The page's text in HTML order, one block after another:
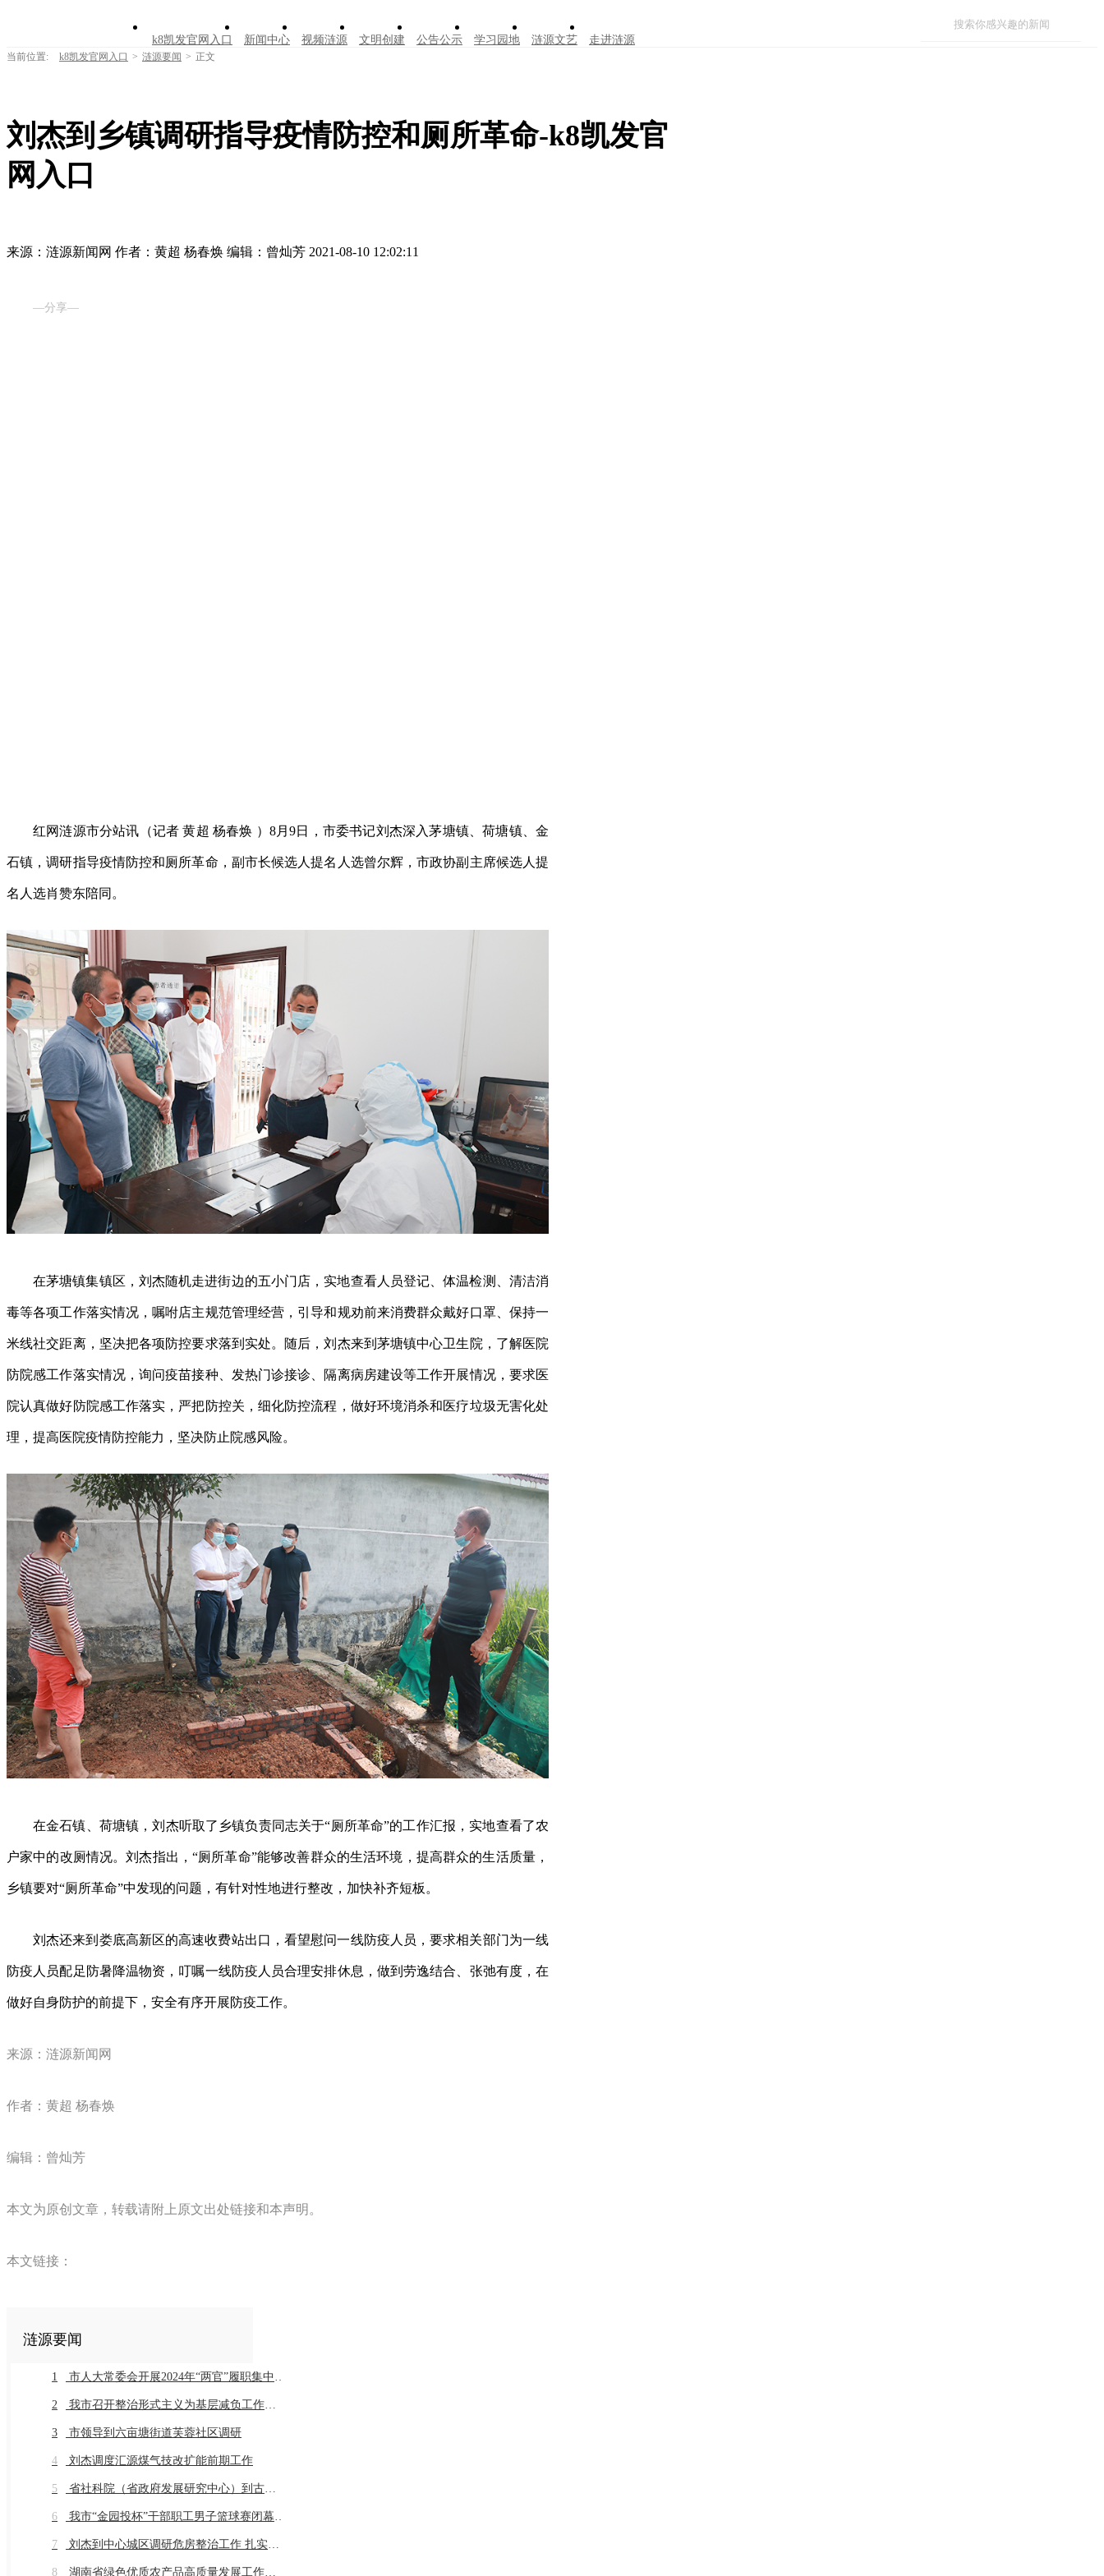
k8凯发官网入口 新闻中心 视频涟源 文明创建 公告公示 学习园地 涟源文艺 走进涟源
当前位置: k8凯发官网入口 > 涟源要闻 > 正文
刘杰到乡镇调研指导疫情防控和厕所革命-k8凯发官
网入口
来源：涟源新闻网 作者：黄超 杨春焕 编辑：曾灿芳 2021-08-10 12:02:11
—分享—
红网涟源市分站讯（记者 黄超 杨春焕 ）8月9日，市委书记刘杰深入茅塘镇、荷塘镇、金
石镇，调研指导疫情防控和厕所革命，副市长候选人提名人选曾尔辉，市政协副主席候选人提
名人选肖赞东陪同。
在茅塘镇集镇区，刘杰随机走进街边的五小门店，实地查看人员登记、体温检测、清洁消
毒等各项工作落实情况，嘱咐店主规范管理经营，引导和规劝前来消费群众戴好口罩、保持一
米线社交距离，坚决把各项防控要求落到实处。随后，刘杰来到茅塘镇中心卫生院，了解医院
防院感工作落实情况，询问疫苗接种、发热门诊接诊、隔离病房建设等工作开展情况，要求医
院认真做好防院感工作落实，严把防控关，细化防控流程，做好环境消杀和医疗垃圾无害化处
理，提高医院疫情防控能力，坚决防止院感风险。
在金石镇、荷塘镇，刘杰听取了乡镇负责同志关于“厕所革命”的工作汇报，实地查看了农
户家中的改厕情况。刘杰指出，“厕所革命”能够改善群众的生活环境，提高群众的生活质量，
乡镇要对“厕所革命”中发现的问题，有针对性地进行整改，加快补齐短板。
刘杰还来到娄底高新区的高速收费站出口，看望慰问一线防疫人员，要求相关部门为一线
防疫人员配足防暑降温物资，叮嘱一线防疫人员合理安排休息，做到劳逸结合、张弛有度，在
做好自身防护的前提下，安全有序开展防疫工作。
来源：涟源新闻网
作者：黄超 杨春焕
编辑：曾灿芳
本文为原创文章，转载请附上原文出处链接和本声明。
本文链接：
涟源要闻
1 市人大常委会开展2024年“两官”履职集中评议
2 我市召开整治形式主义为基层减负工作推进会暨业务培训会议
3 市领导到六亩塘街道芙蓉社区调研
4 刘杰调度汇源煤气技改扩能前期工作
5 省社科院（省政府发展研究中心）到古仙界村调研乡村振兴工作
6 我市“金园投杯”干部职工男子篮球赛闭幕 市直组高新金园代表队 乡镇组桥头河镇代表队获得冠军
7 刘杰到中心城区调研危房整治工作 扎实推进危房整治工作 切实保障群众住房安全
8 湖南省绿色优质农产品高质量发展工作推进会在我市召开